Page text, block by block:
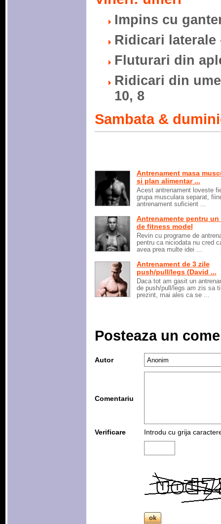
Impins cu
Ridicari laterale
Fluturari din
Ridicari din
10, 8
Sambata &
Antrenament masa
si plan alimentar ...
Acest antrenament loveste
grupa musculara separat,
antrenament suficient ...
Antrenamente pentru un
de fitness model
Revin cu programe de
pentru ca niciodata nu cred
avea prea multe idei ...
Antrenament de 3 zile
push/pull/legs (David ...
Daca tot am gasit un
de push/pull/legs am zis sa
prezint, mai ales ca se ...
Posteaza un
Autor
Comentariu
Verificare Introdu cu grija